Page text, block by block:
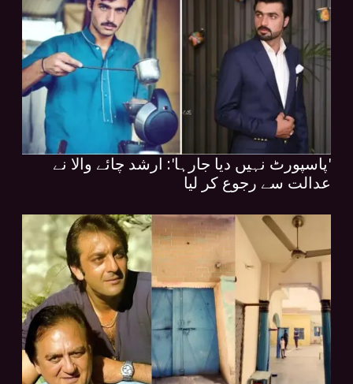
'پاسپورٹ نہیں دیا جارہا': ارشد چائے والا نے
عدالت سے رجوع کر لیا